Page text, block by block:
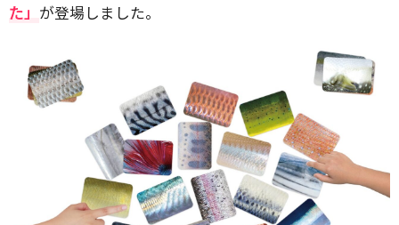
た」 が登場しました。